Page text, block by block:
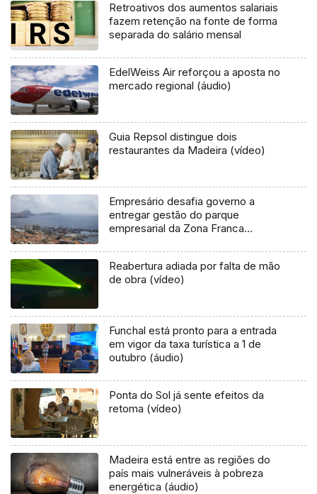
Retroativos dos aumentos salariais
fazem retenção na fonte de forma
separada do salário mensal
EdelWeiss Air reforçou a aposta no
mercado regional (áudio)
Guia Repsol distingue dois
restaurantes da Madeira (vídeo)
Empresário desafia governo a
entregar gestão do parque
empresarial da Zona Franca
Reabertura adiada por falta de mão
de obra (vídeo)
Funchal está pronto para a entrada
em vigor da taxa turística a 1 de
outubro (áudio)
Ponta do Sol já sente efeitos da
retoma (vídeo)
Madeira está entre as regiões do
país mais vulneráveis à pobreza
energética (áudio)